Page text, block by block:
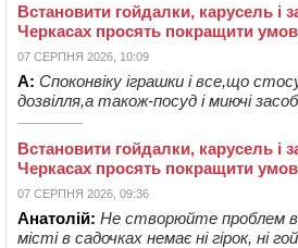
Встановити гойдалки, карусель і
Черкасах просять покращити
07 СЕРПНЯ 2026, 10:09
А: Споконвіку іграшки і все,що
дозвілля,а також-посуд і миючі
Встановити гойдалки, карусель і
Черкасах просять покращити
07 СЕРПНЯ 2026, 09:36
Анатолій: Не створюйте проблем
місті в садочках немає ні гірок, ні